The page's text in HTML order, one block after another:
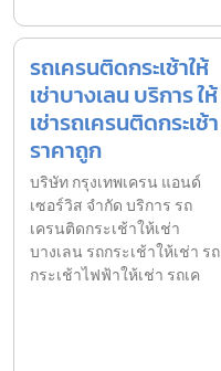
รถเครนติดกระเช้าให้
เช่าบางเลน บริการ ให้
เช่ารถเครนติดกระเช้า
ราคาถูก
บริษัท กรุงเทพเครน แอนด์
เซอร์วิส จำกัด บริการ รถ
เครนติดกระเช้าให้เช่า
บางเลน รถกระเช้าให้เช่า รถ
กระเช้าไฟฟ้าให้เช่า รถเค